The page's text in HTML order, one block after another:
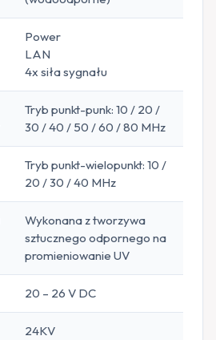
Power
LAN
4x siła sygnału
Tryb punkt-punk: 10 / 20 /
30 / 40 / 50 / 60 / 80 MHz
Tryb punkt-wielopunkt: 10 /
20 / 30 / 40 MHz
Wykonana z tworzywa
sztucznego odpornego na
promieniowanie UV
20 – 26 V DC
24KV